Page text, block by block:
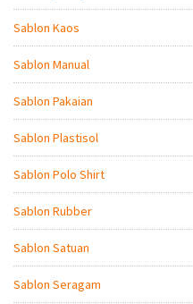
Sablon Kaos
Sablon Manual
Sablon Pakaian
Sablon Plastisol
Sablon Polo Shirt
Sablon Rubber
Sablon Satuan
Sablon Seragam